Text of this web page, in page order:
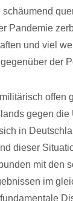
Pandemie
und viel
der
offen
gegen die
in
dieser
mit den
im